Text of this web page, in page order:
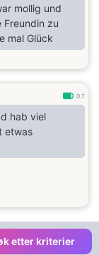
mollig und
Freundin zu
mal Glück
0.7
hab viel
etwas
etter kriterier